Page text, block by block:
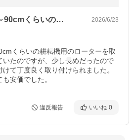
90cmくらいの… 2026/6/23
くらいの耕耘機用のローターを取
いたのですが、少し長めだったので
て丁度良く取り付けられました。
安価でした。
違反報告 いいね 0